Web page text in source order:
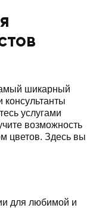
шикарный
консультанты
услугами
возможность
цветов. Здесь вы
для любимой и